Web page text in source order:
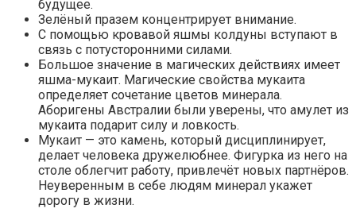
будущее.
Зелёный празем концентрирует внимание.
С помощью кровавой яшмы колдуны вступают в
связь с потусторонними силами.
Большое значение в магических действиях имеет
яшма-мукаит. Магические свойства мукаита
определяет сочетание цветов минерала.
Аборигены Австралии были уверены, что амулет из
мукаита подарит силу и ловкость.
Мукаит — это камень, который дисциплинирует,
делает человека дружелюбнее. Фигурка из него на
столе облегчит работу, привлечёт новых партнёров.
Неуверенным в себе людям минерал укажет
дорогу в жизни.